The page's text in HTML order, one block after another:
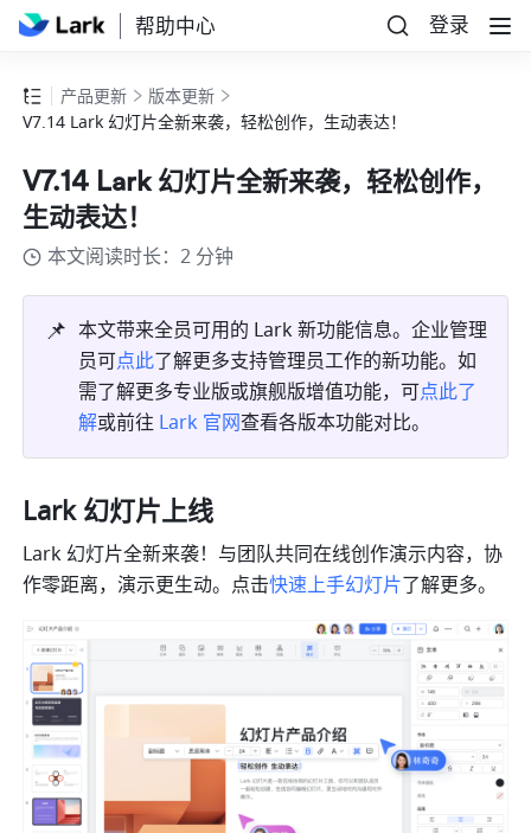
帮助中心 登录
产品更新
版本更新
V7.14 Lark 幻灯片全新来袭，轻松创作，生动表达！
V7.14 Lark 幻灯片全新来袭，轻松创作，
生动表达！
本文阅读时长：2 分钟
📌 本文带来全员可用的 Lark 新功能信息。企业管理
员可点此了解更多支持管理员工作的新功能。如
需了解更多专业版或旗舰版增值功能，可点此了
解或前往 Lark 官网查看各版本功能对比。
Lark 幻灯片上线
Lark 幻灯片全新来袭！与团队共同在线创作演示内容，协
作零距离，演示更生动。点击快速上手幻灯片了解更多。